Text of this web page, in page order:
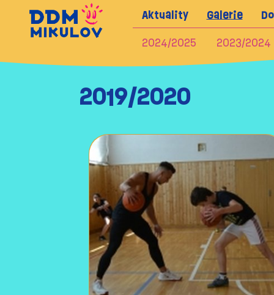
Aktuality Galerie
2024/2025
2023/2024
2019/2020